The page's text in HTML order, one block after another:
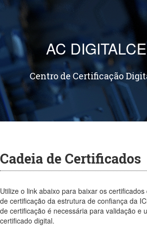
AC
Centro de Certificação
Cadeia de Certificados
Utilize o link abaixo para baixar os
de certificação da estrutura de confiança da
de certificação é necessária para validação e
certificado digital.